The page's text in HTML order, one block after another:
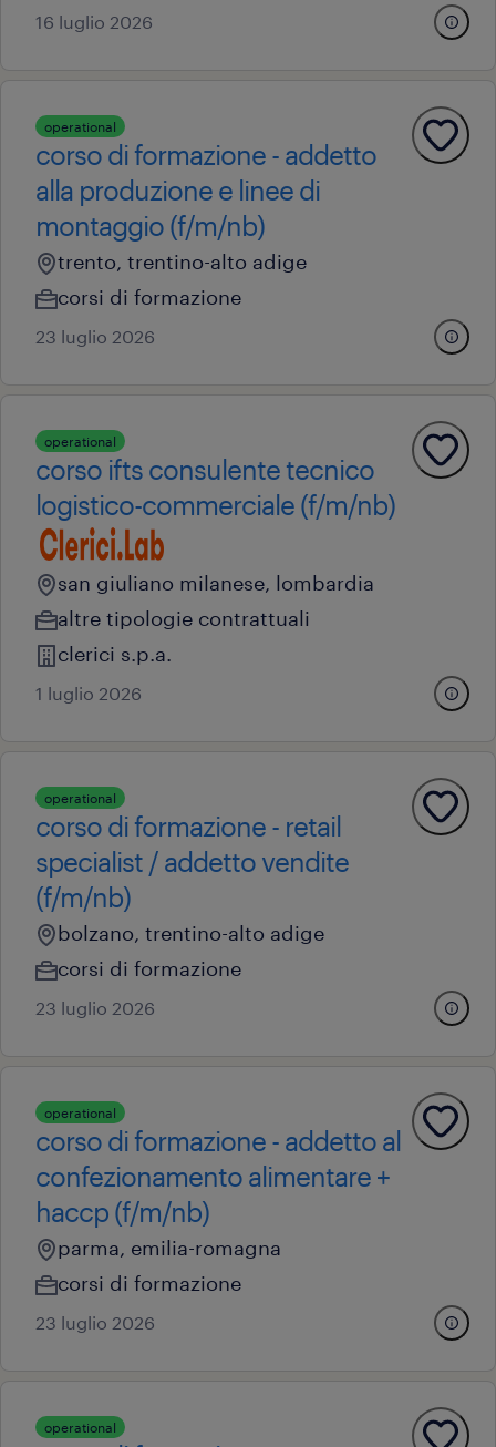
16 luglio 2026
operational
corso di formazione - addetto
alla produzione e linee di
montaggio (f/m/nb)
trento, trentino-alto adige
corsi di formazione
23 luglio 2026
operational
corso ifts consulente tecnico
logistico-commerciale (f/m/nb)
san giuliano milanese, lombardia
altre tipologie contrattuali
clerici s.p.a.
1 luglio 2026
operational
corso di formazione - retail
specialist / addetto vendite
(f/m/nb)
bolzano, trentino-alto adige
corsi di formazione
23 luglio 2026
operational
corso di formazione - addetto al
confezionamento alimentare +
haccp (f/m/nb)
parma, emilia-romagna
corsi di formazione
23 luglio 2026
operational